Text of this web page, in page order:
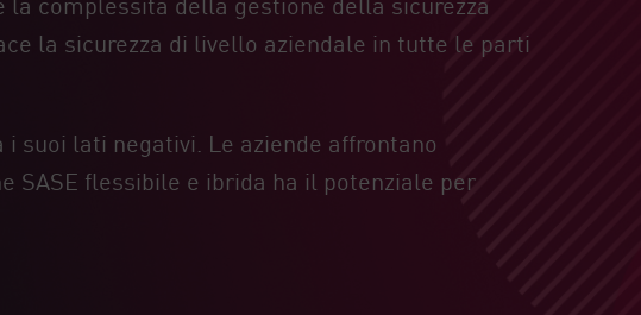
la sicurezza di livello aziendale in tutte le parti
suoi lati negativi. Le aziende affrontano
SASE flessibile e ibrida ha il potenziale per